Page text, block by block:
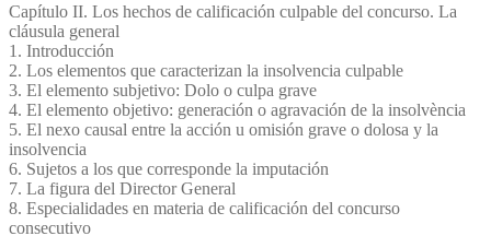
Capítulo II. Los hechos de calificación culpable del concurso. La
cláusula general
1. Introducción
2. Los elementos que caracterizan la insolvencia culpable
3. El elemento subjetivo: Dolo o culpa grave
4. El elemento objetivo: generación o agravación de la insolvència
5. El nexo causal entre la acción u omisión grave o dolosa y la
insolvencia
6. Sujetos a los que corresponde la imputación
7. La figura del Director General
8. Especialidades en materia de calificación del concurso
consecutivo